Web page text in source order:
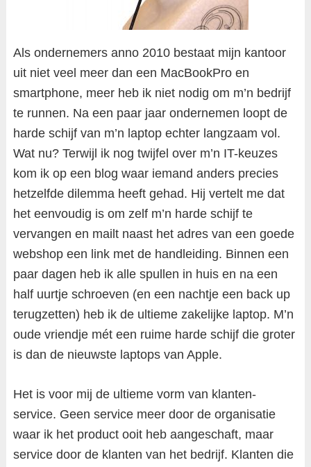
Als ondernemers anno 2010 bestaat mijn kantoor
uit niet veel meer dan een MacBookPro en
smartphone, meer heb ik niet nodig om m’n bedrijf
te runnen. Na een paar jaar ondernemen loopt de
harde schijf van m’n laptop echter langzaam vol.
Wat nu? Terwijl ik nog twijfel over m’n IT-keuzes
kom ik op een blog waar iemand anders precies
hetzelfde dilemma heeft gehad. Hij vertelt me dat
het eenvoudig is om zelf m’n harde schijf te
vervangen en mailt naast het adres van een goede
webshop een link met de handleiding. Binnen een
paar dagen heb ik alle spullen in huis en na een
half uurtje schroeven (en een nachtje een back up
terugzetten) heb ik de ultieme zakelijke laptop. M’n
oude vriendje mét een ruime harde schijf die groter
is dan de nieuwste laptops van Apple.
Het is voor mij de ultieme vorm van klanten-
service. Geen service meer door de organisatie
waar ik het product ooit heb aangeschaft, maar
service door de klanten van het bedrijf. Klanten die